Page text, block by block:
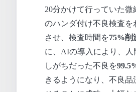
20分かけて行っていた微
のハンダ付け不良検査を
させ、検査時間を75%削
に、AIの導入により、人
しがちだった不良を
きるようになり、不良品